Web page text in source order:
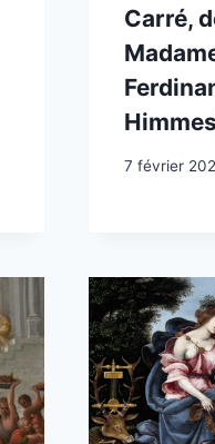
Carré,
7 février